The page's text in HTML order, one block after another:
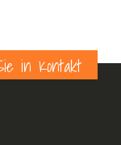
in Kontakt